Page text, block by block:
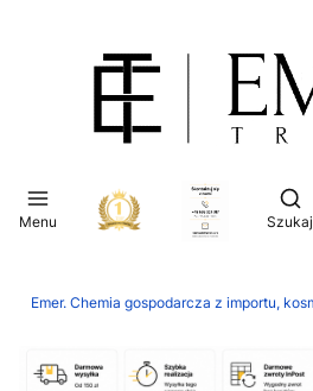
Menu Szukaj
Emer. Chemia gospodarcza z importu,